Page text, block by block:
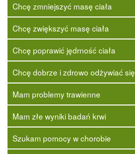
Chcę zmniejszyć masę ciała
Chcę zwiększyć masę ciała
Chcę poprawić jędrność ciała
Chcę dobrze i zdrowo odżywiać się
Mam problemy trawienne
Mam złe wyniki badań krwi
Szukam pomocy w chorobie